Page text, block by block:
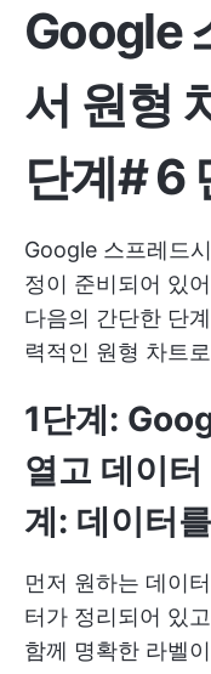
Google
서 원형
단계#6
Google 스프레드
정이 준비되어 있
다음의 간단한 단
력적인 원형 차트
1단계:
열고 데이
계: 데이터
먼저 원하는 데이
터가 정리되어 있
함께 명확한 라벨